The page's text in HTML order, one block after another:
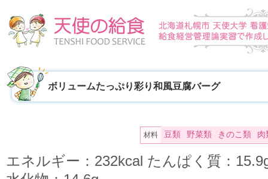
ボリュームたっぷり彩り和風豆腐バーグ
材料 豆類 野菜類 きのこ類 肉
エネルギー：232kcal たんぱく質：